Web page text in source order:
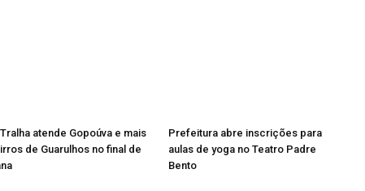
atende Gopoúva e mais
de Guarulhos no final de
Prefeitura abre inscrições para
aulas de yoga no Teatro Padre
Bento